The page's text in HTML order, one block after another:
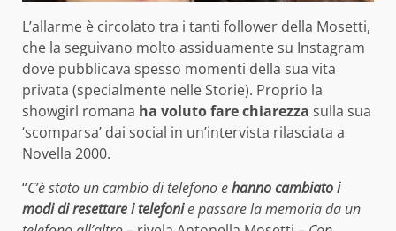
L’allarme è circolato tra i tanti follower della Mosetti,
che la seguivano molto assiduamente su Instagram
dove pubblicava spesso momenti della sua vita
privata (specialmente nelle Storie). Proprio la
showgirl romana ha voluto fare chiarezza sulla sua
‘scomparsa’ dai social in un’intervista rilasciata a
Novella 2000.
“C’è stato un cambio di telefono ehanno cambiato i
modi di resettare i telefonie passare la memoria da un